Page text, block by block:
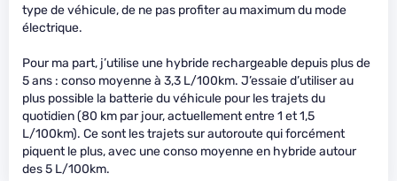
type de véhicule, de ne pas profiter au maximum du mode
électrique.
Pour ma part, j’utilise une hybride rechargeable depuis plus de
5 ans : conso moyenne à 3,3 L/100km. J’essaie d’utiliser au
plus possible la batterie du véhicule pour les trajets du
quotidien (80 km par jour, actuellement entre 1 et 1,5
L/100km). Ce sont les trajets sur autoroute qui forcément
piquent le plus, avec une conso moyenne en hybride autour
des 5 L/100km.